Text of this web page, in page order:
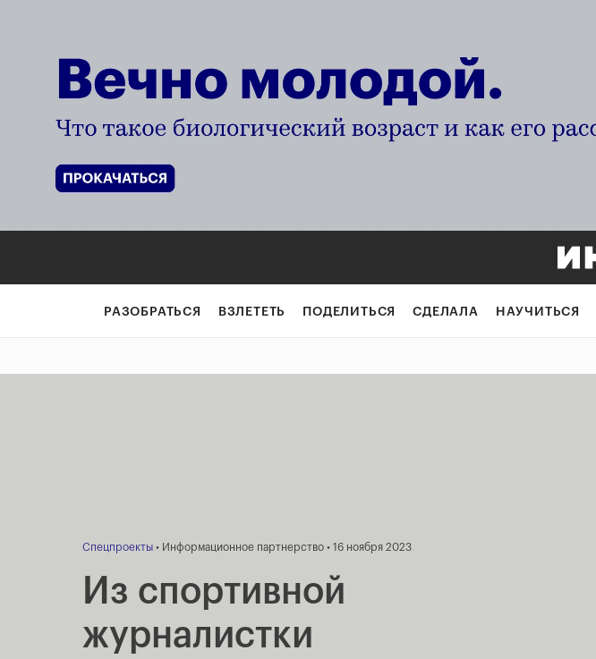
РАЗОБРАТЬСЯ ВЗЛЕТЕТЬ ПОДЕЛИТЬСЯ СДЕЛАЛА НАУЧИТЬСЯ
Спецпроекты • Информационное партнерство • 16 ноября 2023
Из спортивной
журналистки